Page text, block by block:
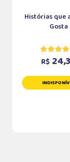
Histórias que
Gosta
R$